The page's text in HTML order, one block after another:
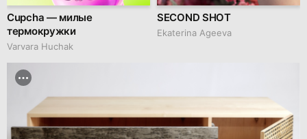
Cupcha — милые
термокружки
Varvara Huchak
SECOND SHOT
Ekaterina Ageeva